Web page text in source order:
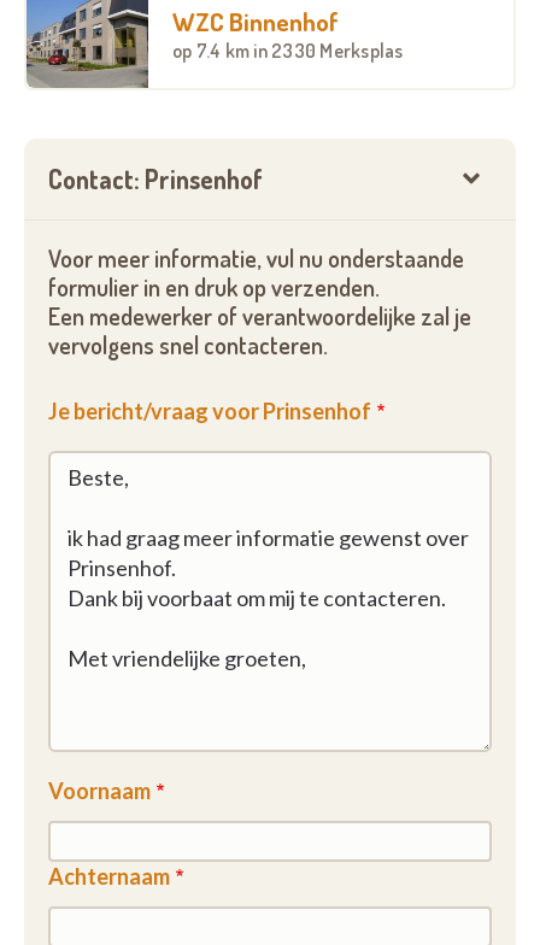
WZC Binnenhof
op 7.4 km in 2330 Merksplas
Contact: Prinsenhof
Voor meer informatie, vul nu onderstaande
formulier in en druk op verzenden.
Een medewerker of verantwoordelijke zal je
vervolgens snel contacteren.
Je bericht/vraag voor Prinsenhof
Voornaam
Achternaam